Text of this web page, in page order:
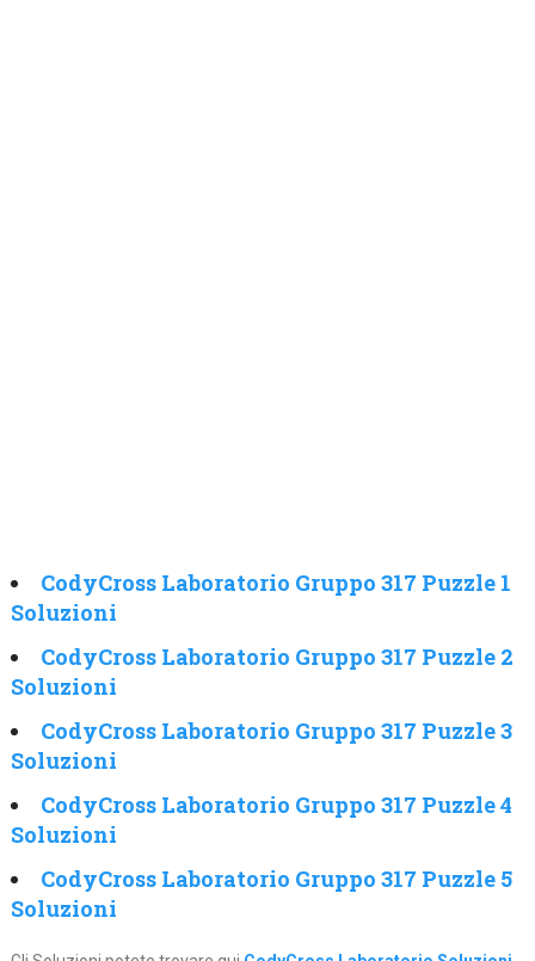
CodyCross Laboratorio Gruppo 317 Puzzle 1
Soluzioni
CodyCross Laboratorio Gruppo 317 Puzzle 2
Soluzioni
CodyCross Laboratorio Gruppo 317 Puzzle 3
Soluzioni
CodyCross Laboratorio Gruppo 317 Puzzle 4
Soluzioni
CodyCross Laboratorio Gruppo 317 Puzzle 5
Soluzioni